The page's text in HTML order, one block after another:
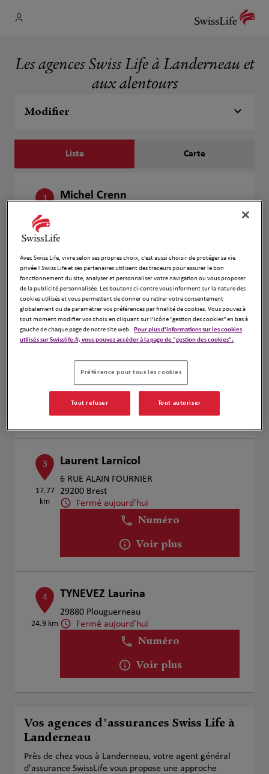
Les agences Swiss Life à Landerneau et
aux alentours
Modifier
Liste Carte
1
15.74
km
Michel Crenn
Numéro
Voir plus
2 Stephane Collette
91 rue Sébastopol
29200 Brest
Fermé aujourd'hui
Numéro
Voir plus
3
17.77
km
Laurent Larnicol
6 RUE ALAIN FOURNIER
29200 Brest
Fermé aujourd'hui
Numéro
Voir plus
4
24.9 km
TYNEVEZ Laurina
29880 Plouguerneau
Fermé aujourd'hui
Numéro
Voir plus
Vos agences d'assurances Swiss Life à
Landerneau
Près de chez vous à Landerneau, votre agent général
d'assurance SwissLife vous propose une approche
Avec Swiss Life, vivre selon ses propres choix, c’est aussi choisir de protéger sa vie
privée ! Swiss Life et ses partenaires utilisent des traceurs pour assurer le bon
fonctionnement du site, analyser et personnaliser votre navigation ou vous proposer
de la publicité personnalisée. Les boutons ci-contre vous informent sur la nature des
cookies utilisés et vous permettent de donner ou retirer votre consentement
globalement ou de paramétrer vos préférences par finalité de cookies. Vous pouvez à
tout moment modifier vos choix en cliquant sur l’icône "gestion des cookies" en bas à
gauche de chaque page de notre site web.
Pour plus d'informations sur les cookies
utilisés sur Swisslife.fr, vous pouvez accéder à la page de "gestion des cookies".
Préférence pour tous les cookies
Tout refuser Tout autoriser